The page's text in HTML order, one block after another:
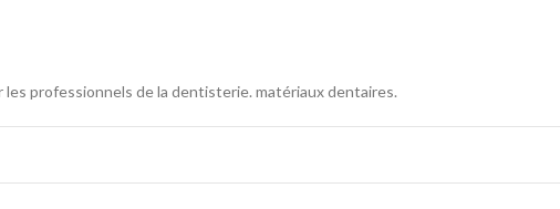
professionnels de la dentisterie. matériaux dentaires.